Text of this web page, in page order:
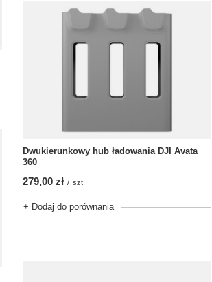
Dwukierunkowy hub ładowania DJI Avata
360
279,00 zł / szt.
+ Dodaj do porównania